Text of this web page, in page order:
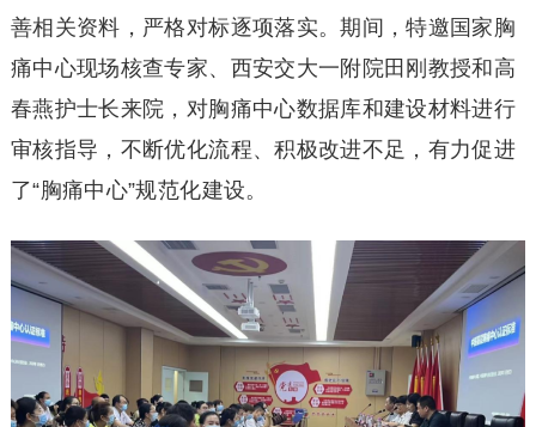
善相关资料，严格对标逐项落实。期间，特邀国家胸
痛中心现场核查专家、西安交大一附院田刚教授和高
春燕护士长来院，对胸痛中心数据库和建设材料进行
审核指导，不断优化流程、积极改进不足，有力促进
了“胸痛中心”规范化建设。